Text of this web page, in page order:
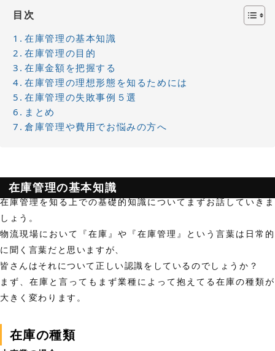
目次
在庫管理の基本知識
在庫管理の目的
在庫金額を把握する
在庫管理の理想形態を知るためには
在庫管理の失敗事例５選
まとめ
倉庫管理や費用でお悩みの方へ
在庫管理の基本知識
在庫管理を知る上での基礎的知識についてまずお話していきま
しょう。
物流現場において『在庫』や『在庫管理』という言葉は日常的
に聞く言葉だと思いますが、
皆さんはそれについて正しい認識をしているのでしょうか？
まず、在庫と言ってもまず業種によって抱えてる在庫の種類が
大きく変わります。
在庫の種類